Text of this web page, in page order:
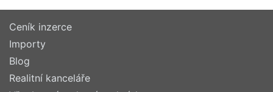
Ceník inzerce
Importy
Blog
Realitní kanceláře